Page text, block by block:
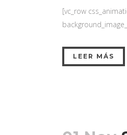
[vc_row
LEER MÁS